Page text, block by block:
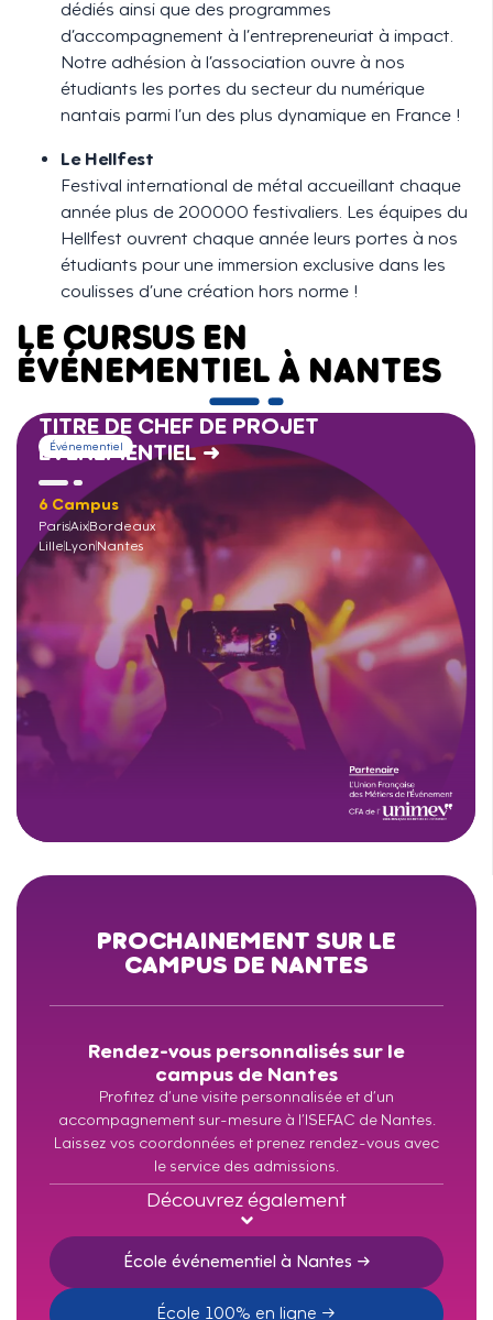
dédiés ainsi que des programmes
d’accompagnement à l’entrepreneuriat à impact.
Notre adhésion à l’association ouvre à nos
étudiants les portes du secteur du numérique
nantais parmi l’un des plus dynamique en France !
Le Hellfest
Festival international de métal accueillant chaque
année plus de 200000 festivaliers. Les équipes du
Hellfest ouvrent chaque année leurs portes à nos
étudiants pour une immersion exclusive dans les
coulisses d’une création hors norme !
LE CURSUS EN
ÉVÉNEMENTIEL À NANTES
TITRE DE CHEF DE PROJET
ÉVÉNEMENTIEL →
6 Campus
ParisAixBordeaux
Lille LyonNantes
Événementiel
PROCHAINEMENT SUR LE
CAMPUS DE NANTES
Rendez-vous personnalisés sur le
campus de Nantes
Profitez d’une visite personnalisée et d’un
accompagnement sur-mesure à l’ISEFAC de Nantes.
Laissez vos coordonnées et prenez rendez-vous avec
le service des admissions.
Découvrez également
École événementiel à Nantes →
École 100% en ligne →